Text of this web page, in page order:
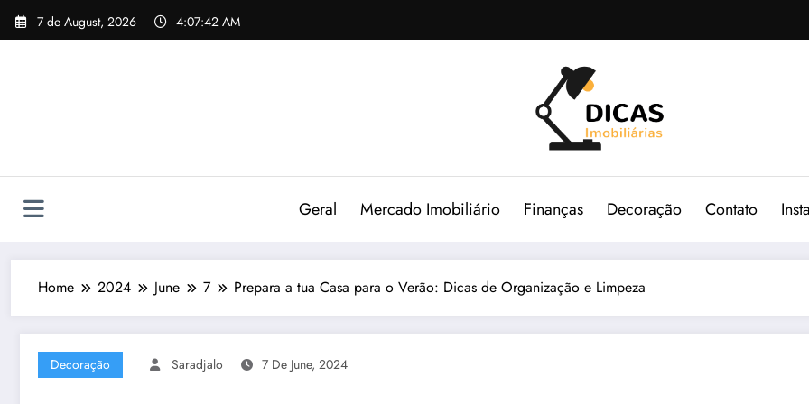
Skip
7 de August, 2026 4:07:43 AM
Geral Mercado Imobiliário Finanças Decoração Contato
Home 2024 June 7 Prepara a tua Casa para o Verão: Dicas de Organização e Limpeza
Decoração Saradjalo 7 De June, 2024